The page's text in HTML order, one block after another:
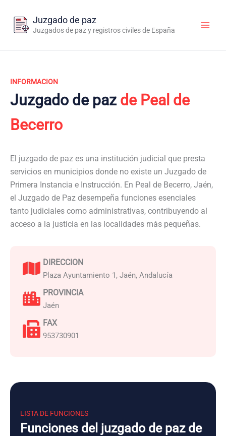
contenido
Juzgado de paz
Juzgados de paz y registros civiles de España
INFORMACION
Juzgado de paz de Peal de
Becerro
El juzgado de paz es una institución judicial que presta
servicios en municipios donde no existe un Juzgado de
Primera Instancia e Instrucción. En Peal de Becerro, Jaén,
el Juzgado de Paz desempeña funciones esenciales
tanto judiciales como administrativas, contribuyendo al
acceso a la justicia en las localidades más pequeñas.
DIRECCION
Plaza Ayuntamiento 1, Jaén, Andalucía
PROVINCIA
Jaén
FAX
953730901
LISTA DE FUNCIONES
Funciones del juzgado de paz de